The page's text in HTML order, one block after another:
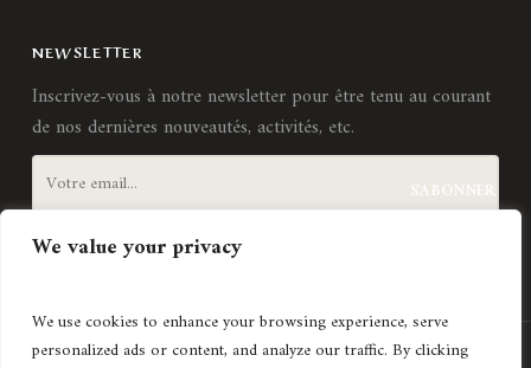
We value your privacy
We use cookies to enhance your browsing experience, serve
personalized ads or content, and analyze our traffic. By clicking
NEWSLETTER
Inscrivez-vous à notre newsletter pour être tenu au courant
de nos dernières nouveautés, activités, etc.
J'accepte lestermes et conditions